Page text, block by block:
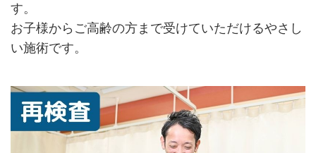
す。
お子様からご高齢の方まで受けていただけるやさし
い施術です。